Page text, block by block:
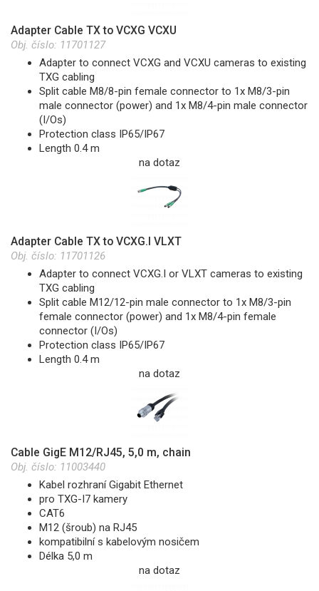
Adapter Cable TX to VCXG VCXU
Obj. číslo: 11701127
Adapter to connect VCXG and VCXU cameras to existing
TXG cabling
Split cable M8/8-pin female connector to 1x M8/3-pin
male connector (power) and 1x M8/4-pin male connector
(I/Os)
Protection class IP65/IP67
Length 0.4 m
na dotaz
Adapter Cable TX to VCXG.I VLXT
Obj. číslo: 11701126
Adapter to connect VCXG.I or VLXT cameras to existing
TXG cabling
Split cable M12/12-pin male connector to 1x M8/3-pin
female connector (power) and 1x M8/4-pin female
connector (I/Os)
Protection class IP65/IP67
Length 0.4 m
na dotaz
Cable GigE M12/RJ45, 5,0 m, chain
Obj. číslo: 11003440
Kabel rozhraní Gigabit Ethernet
pro TXG-I7 kamery
CAT6
M12 (šroub) na RJ45
kompatibilní s kabelovým nosičem
Délka 5,0 m
na dotaz